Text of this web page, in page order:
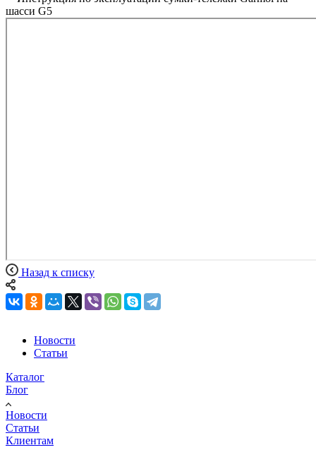
шасси G5
Назад к списку
Новости
Статьи
Каталог
Блог
Новости
Статьи
Клиентам